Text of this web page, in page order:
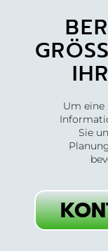
Um eine
Sie